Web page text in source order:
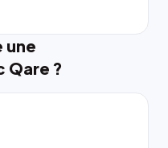
une
Qare ?